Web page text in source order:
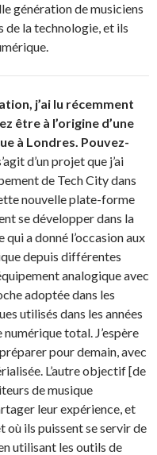
génération de musiciens
de la technologie, et ils
j’ai lu récemment
être à l’origine d’une
à Londres. Pouvez-
d’un projet que j’ai
de Tech City dans
nouvelle plate-forme
se développer dans la
qui a donné l’occasion aux
depuis différentes
analogique avec
adoptée dans les
utilisés dans les années
total. J’espère
pour demain, avec
L’autre objectif [de
de musique
leur expérience, et
ils puissent se servir de
utilisant les outils de